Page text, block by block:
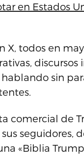
en Estados
X, todos en
sin
comercial de
seguidores,
«Biblia